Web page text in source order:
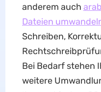
anderem auch
Dateien
Schreiben,
Bei Bedarf stehen
weitere